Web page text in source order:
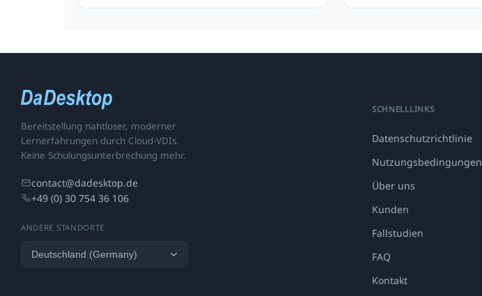
Bereitstellung nahtloser, moderner
Lernerfahrungen durch Cloud-VDIs.
Keine Schulungsunterbrechung mehr.
contact@dadesktop.de
+49 (0) 30 754 36 106
ANDERE STANDORTE
SCHNELLLINKS
Datenschutzrichtlinie
Nutzungsbedingungen
Über uns
Kunden
Fallstudien
FAQ
Kontakt